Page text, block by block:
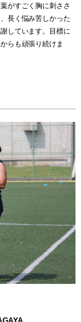
がすごく胸に刺ささ
長く悩み苦しかった
しています。目標に
らも頑張り続けま